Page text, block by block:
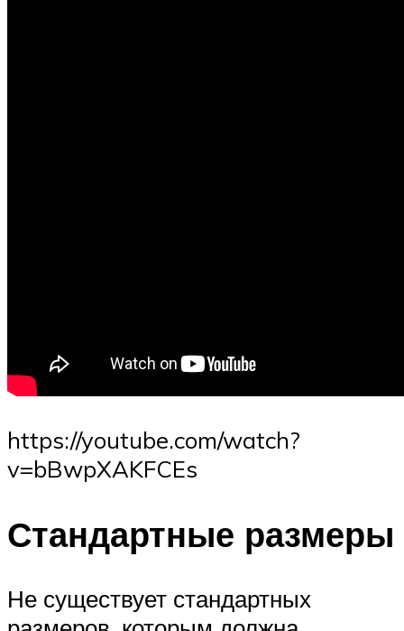
https://youtube.com/watch?
v=bBwpXAKFCEs
Стандартные размеры
Не существует стандартных